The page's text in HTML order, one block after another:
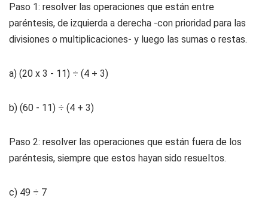
Paso 1: resolver las operaciones que están entre
paréntesis, de izquierda a derecha -con prioridad para las
divisiones o multiplicaciones- y luego las sumas o restas.
a) (20 x 3 - 11) ÷ (4 + 3)
b) (60 - 11) ÷ (4 + 3)
Paso 2: resolver las operaciones que están fuera de los
paréntesis, siempre que estos hayan sido resueltos.
c) 49 ÷ 7